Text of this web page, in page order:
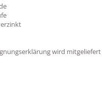
wird mitgeliefert